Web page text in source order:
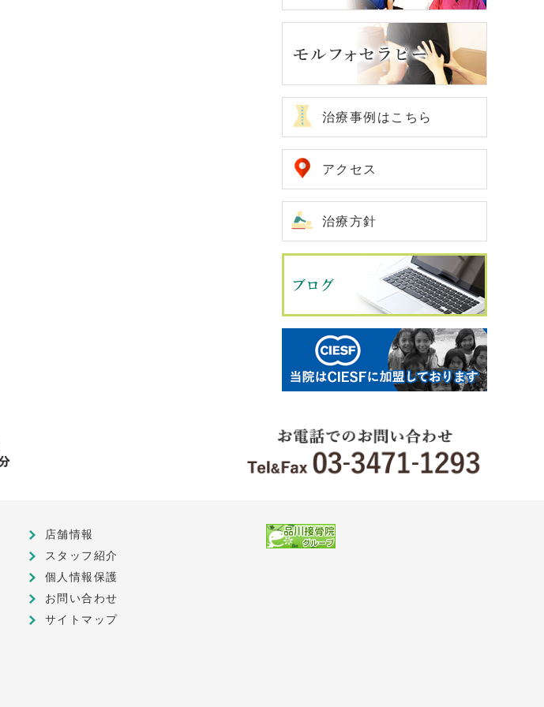
治療事例はこちら
アクセス
治療方針
店舗情報
スタッフ紹介
個人情報保護
お問い合わせ
サイトマップ